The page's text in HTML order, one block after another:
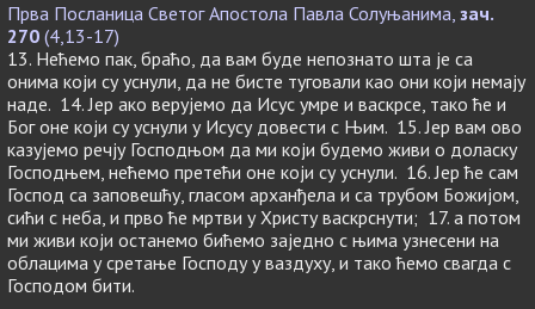
Прва Посланица Светог Апостола Павла Солуњанима, зач.
270 (4,13-17)
13. Нећемо пак, браћо, да вам буде непознато шта је са
онима који су уснули, да не бисте туговали као они који немају
наде. 14. Јер ако верујемо да Исус умре и васкрсе, тако ће и
Бог оне који су уснули у Исусу довести с Њим. 15. Јер вам ово
казујемо речју Господњом да ми који будемо живи о доласку
Господњем, нећемо претећи оне који су уснули. 16. Јер ће сам
Господ са заповешћу, гласом арханђела и са трубом Божијом,
сићи с неба, и прво ће мртви у Христу васкрснути; 17. а потом
ми живи који останемо бићемо заједно с њима узнесени на
облацима у сретање Господу у ваздуху, и тако ћемо свагда с
Господом бити.